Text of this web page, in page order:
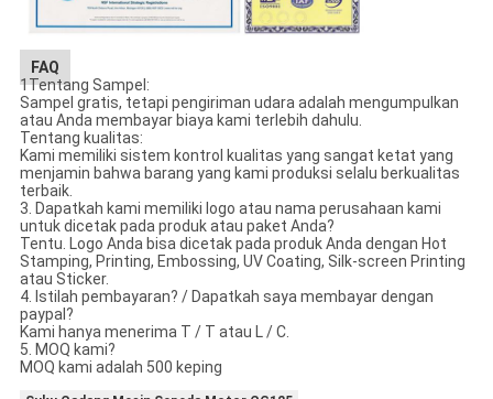
FAQ
1Tentang Sampel:
Sampel gratis, tetapi pengiriman udara adalah mengumpulkan
atau Anda membayar biaya kami terlebih dahulu.
Tentang kualitas:
Kami memiliki sistem kontrol kualitas yang sangat ketat yang
menjamin bahwa barang yang kami produksi selalu berkualitas
terbaik.
3. Dapatkah kami memiliki logo atau nama perusahaan kami
untuk dicetak pada produk atau paket Anda?
Tentu. Logo Anda bisa dicetak pada produk Anda dengan Hot
Stamping, Printing, Embossing, UV Coating, Silk-screen Printing
atau Sticker.
4. Istilah pembayaran? / Dapatkah saya membayar dengan
paypal?
Kami hanya menerima T / T atau L / C.
5. MOQ kami?
MOQ kami adalah 500 keping